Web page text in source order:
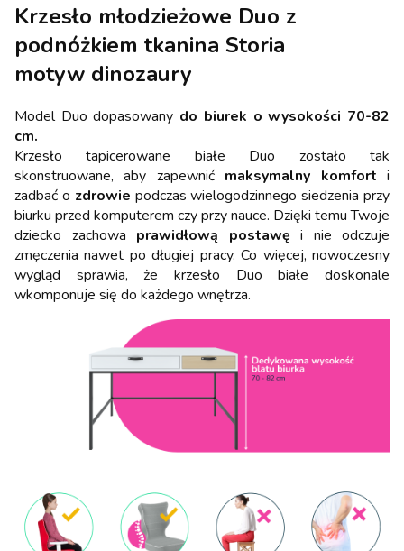
Krzesło młodzieżowe Duo z
podnóżkiem tkanina Storia
motyw dinozaury
Model Duo dopasowany do biurek o wysokości 70-82
cm.
Krzesło tapicerowane białe Duo zostało tak
skonstruowane, aby zapewnić maksymalny komfort i
zadbać o zdrowie podczas wielogodzinnego siedzenia przy
biurku przed komputerem czy przy nauce. Dzięki temu Twoje
dziecko zachowa prawidłową postawę i nie odczuje
zmęczenia nawet po długiej pracy. Co więcej, nowoczesny
wygląd sprawia, że krzesło Duo białe doskonale
wkomponuje się do każdego wnętrza.